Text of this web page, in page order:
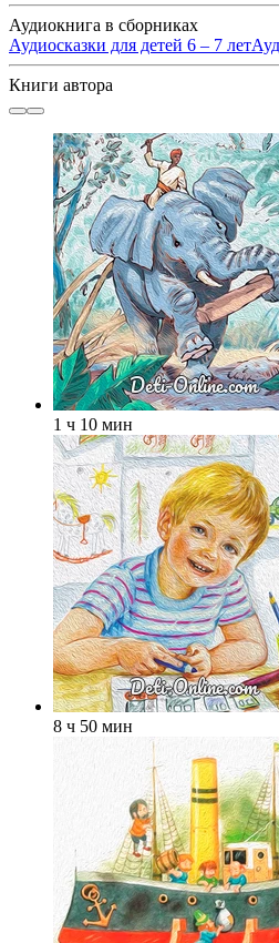
Аудиокнига в сборниках
Аудиосказки для детей 6 – 7 лет
Книги автора
1 ч 10 мин
8 ч 50 мин